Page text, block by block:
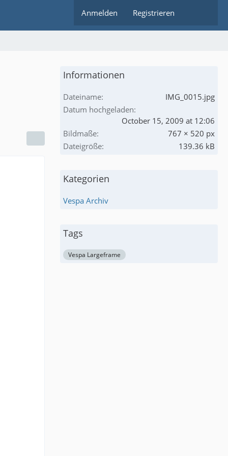
Anmelden Registrieren
Informationen
Dateiname
IMG_0015.jpg
Datum hochgeladen
October 15, 2009 at 12:06
Bildmaße
767 × 520 px
Dateigröße
139.36 kB
Kategorien
Vespa Archiv
Tags
Vespa Largeframe